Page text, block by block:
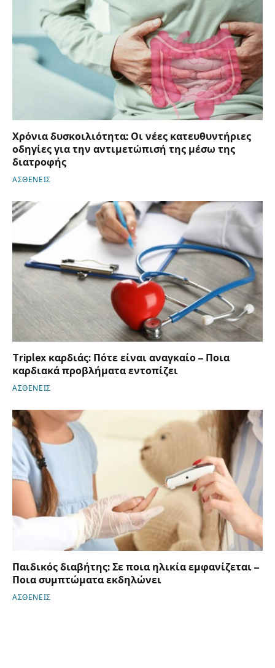
Χρόνια δυσκοιλιότητα: Οι νέες κατευθυντήριες
οδηγίες για την αντιμετώπισή της μέσω της
διατροφής
ΑΣΘΕΝΕΙΣ
Triplex καρδιάς: Πότε είναι αναγκαίο – Ποια
καρδιακά προβλήματα εντοπίζει
ΑΣΘΕΝΕΙΣ
Παιδικός διαβήτης: Σε ποια ηλικία εμφανίζεται –
Ποια συμπτώματα εκδηλώνει
ΑΣΘΕΝΕΙΣ